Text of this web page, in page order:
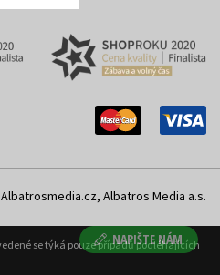
NAPIŠTE NÁM
Albatros Media a.s.
se týká pouze případů podléhajících